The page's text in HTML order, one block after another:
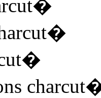
�
�
�
charcut